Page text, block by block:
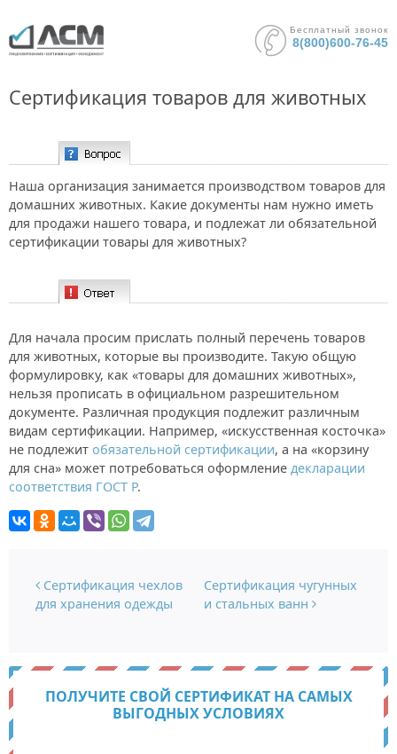
Бесплатный звонок
8(800)600-76-45
Сертификация товаров для животных
Вопрос:
Наша организация занимается производством товаров для
домашних животных. Какие документы нам нужно иметь
для продажи нашего товара, и подлежат ли обязательной
сертификации товары для животных?
Для начала просим прислать полный перечень товаров
для животных, которые вы производите. Такую общую
формулировку, как «товары для домашних животных»,
нельзя прописать в официальном разрешительном
документе. Различная продукция подлежит различным
видам сертификации. Например, «искусственная косточка»
не подлежит обязательной сертификации, а на «корзину
для сна» может потребоваться оформление декларации
соответствия ГОСТ Р.
Навигация по записям
Сертификация чехлов
для хранения одежды
Сертификация чугунных
и стальных ванн
ПОЛУЧИТЕ СВОЙ СЕРТИФИКАТ НА САМЫХ
ВЫГОДНЫХ УСЛОВИЯХ